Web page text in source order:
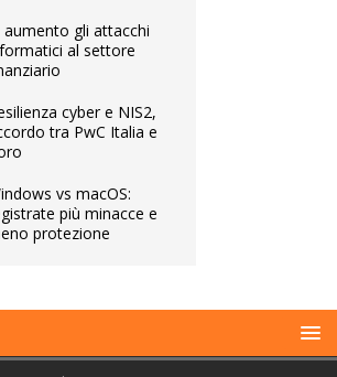
aumento gli attacchi
al settore
cyber e NIS2,
tra PwC Italia e
vs macOS:
più minacce e
protezione